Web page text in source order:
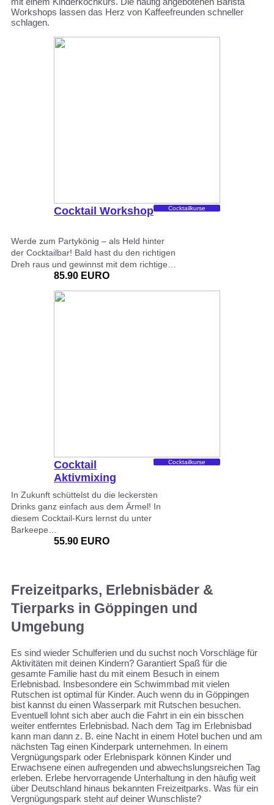
Workshops lassen das Herz von Kaffeefreunden schneller
schlagen.
Cocktail Workshop Cocktailkurse
Werde zum Partykönig – als Held hinter
der Cocktailbar! Bald hast du den richtigen
Dreh raus und gewinnst mit dem richtige…
85.90 EURO
Cocktail
Aktivmixing
Cocktailkurse
In Zukunft schüttelst du die leckersten
Drinks ganz einfach aus dem Ärmel! In
diesem Cocktail-Kurs lernst du unter
Barkeepe…
55.90 EURO
Freizeitparks, Erlebnisbäder &
Tierparks in Göppingen und
Umgebung
Es sind wieder Schulferien und du suchst noch Vorschläge für
Aktivitäten mit deinen Kindern? Garantiert Spaß für die
gesamte Familie hast du mit einem Besuch in einem
Erlebnisbad. Insbesondere ein Schwimmbad mit vielen
Rutschen ist optimal für Kinder. Auch wenn du in Göppingen
bist kannst du einen Wasserpark mit Rutschen besuchen.
Eventuell lohnt sich aber auch die Fahrt in ein ein bisschen
weiter entferntes Erlebnisbad. Nach dem Tag im Erlebnisbad
kann man dann z. B. eine Nacht in einem Hotel buchen und am
nächsten Tag einen Kinderpark unternehmen. In einem
Vergnügungspark oder Erlebnispark können Kinder und
Erwachsene einen aufregenden und abwechslungsreichen Tag
erleben. Erlebe hervorragende Unterhaltung in den häufig weit
über Deutschland hinaus bekannten Freizeitparks. Was für ein
Vergnügungspark steht auf deiner Wunschliste?